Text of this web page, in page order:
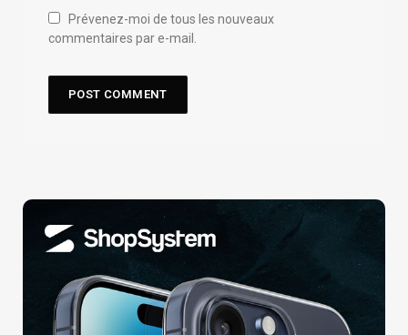
Prévenez-moi de tous les nouveaux
commentaires par e-mail.